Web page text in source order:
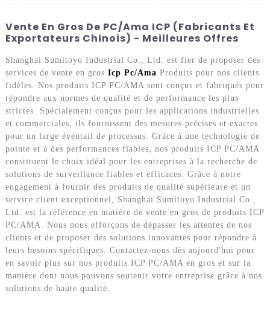
Vente En Gros De PC/Ama ICP (fabricants Et
Exportateurs Chinois) - Meilleures Offres
Shanghai Sumitoyo Industrial Co., Ltd. est fier de proposer des
services de vente en gros Icp Pc/Ama Produits pour nos clients
fidèles. Nos produits ICP PC/AMA sont conçus et fabriqués pour
répondre aux normes de qualité et de performance les plus
strictes. Spécialement conçus pour les applications industrielles
et commerciales, ils fournissent des mesures précises et exactes
pour un large éventail de processus. Grâce à une technologie de
pointe et à des performances fiables, nos produits ICP PC/AMA
constituent le choix idéal pour les entreprises à la recherche de
solutions de surveillance fiables et efficaces. Grâce à notre
engagement à fournir des produits de qualité supérieure et un
service client exceptionnel, Shanghai Sumitoyo Industrial Co.,
Ltd. est la référence en matière de vente en gros de produits ICP
PC/AMA. Nous nous efforçons de dépasser les attentes de nos
clients et de proposer des solutions innovantes pour répondre à
leurs besoins spécifiques. Contactez-nous dès aujourd'hui pour
en savoir plus sur nos produits ICP PC/AMA en gros et sur la
manière dont nous pouvons soutenir votre entreprise grâce à nos
solutions de haute qualité.